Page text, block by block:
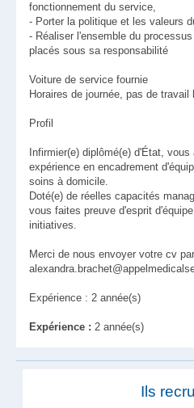
fonctionnement du service,
- Porter la politique et les valeurs
- Réaliser l'ensemble du
placés sous sa responsabilité
Voiture de service fournie
Horaires de journée, pas de travail
Profil
Infirmier(e) diplômé(e) d'État,
expérience en encadrement
soins à domicile.
Doté(e) de réelles capacités
vous faites preuve d'esprit
initiatives.
Merci de nous envoyer votre cv
Expérience : 2 année(s)
Expérience : 2 année(s)
Ils